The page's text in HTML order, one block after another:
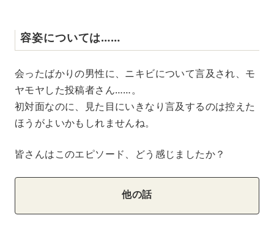
容姿については……
会ったばかりの男性に、ニキビについて言及され、モ
ヤモヤした投稿者さん……。
初対面なのに、見た目にいきなり言及するのは控えた
ほうがよいかもしれませんね。
皆さんはこのエピソード、どう感じましたか？
他の話